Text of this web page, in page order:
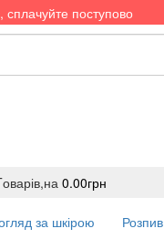
сплачуйте поступово
на 0.00грн
за шкірою Розпив